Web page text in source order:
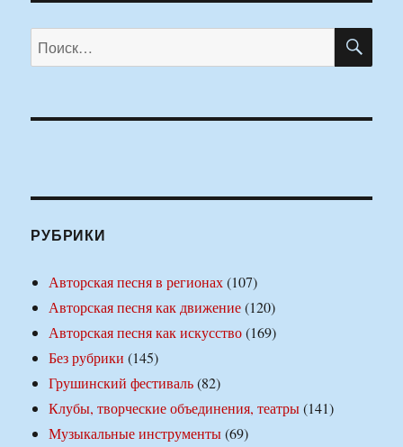
Искать:
РУБРИКИ
Авторская песня в регионах(107)
Авторская песня как движение(120)
Авторская песня как искусство(169)
Без рубрики (145)
Грушинский фестиваль(82)
Клубы, творческие объединения, театры(141)
Музыкальные инструменты(69)